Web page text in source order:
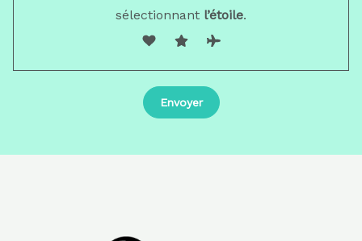
sélectionnant l’étoile.